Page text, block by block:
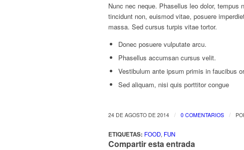
Nunc nec neque. Phasellus leo dolor,
tincidunt non, euismod vitae, posuere
massa. Sed cursus turpis vitae tortor.
Donec posuere vulputate arcu.
Phasellus accumsan cursus velit.
Vestibulum ante ipsum primis in faucibus
Sed aliquam, nisi quis porttitor congue
24 DE AGOSTO DE 2014 / 0 COMENTARIOS /
ETIQUETAS: FOOD, FUN
Compartir esta entrada